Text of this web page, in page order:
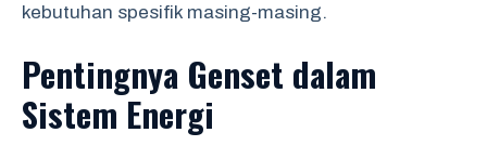
kebutuhan spesifik masing-masing.
Pentingnya Genset dalam
Sistem Energi